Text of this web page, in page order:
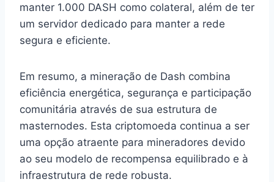
manter 1.000 DASH como colateral, além de ter
um servidor dedicado para manter a rede
segura e eficiente.
Em resumo, a mineração de Dash combina
eficiência energética, segurança e participação
comunitária através de sua estrutura de
masternodes. Esta criptomoeda continua a ser
uma opção atraente para mineradores devido
ao seu modelo de recompensa equilibrado e à
infraestrutura de rede robusta.